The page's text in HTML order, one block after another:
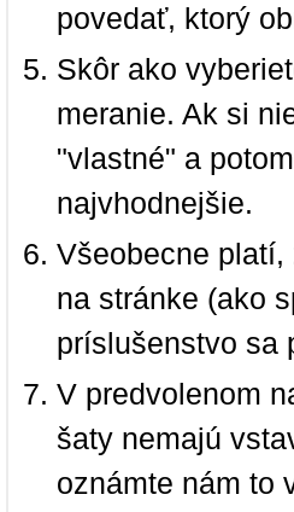
povedať, ktorý
Skôr ako
meranie. Ak si
"vlastné" a
najvhodnejšie.
Všeobecne
na stránke (ako
príslušenstvo sa
V predvolenom
šaty nemajú
oznámte nám to